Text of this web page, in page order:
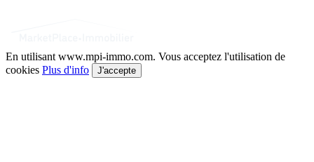
En utilisant www.mpi-immo.com. Vous acceptez l'utilisation de
cookies Plus d'info J'accepte